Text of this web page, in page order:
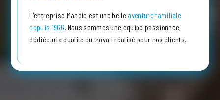
L'entreprise Mandic est une belleaventure familiale
depuis 1966 . Nous sommes une équipe passionnée,
dédiée à la qualité du travail réalisé pour nos clients.